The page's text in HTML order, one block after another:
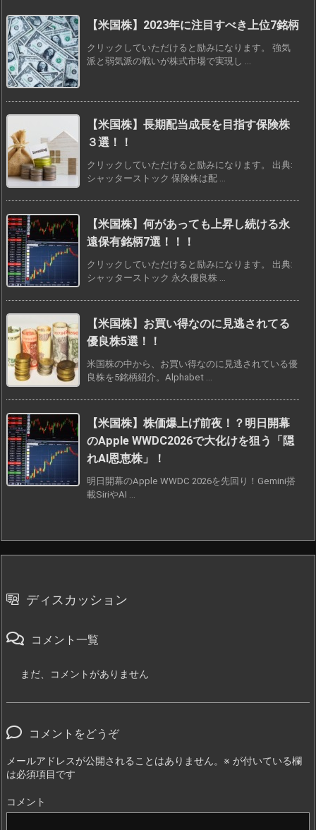
【米国株】2023年に注目すべき上位7銘柄
クリックしていただけると励みになります。 強気
派と弱気派の戦いが株式市場で実現し ...
【米国株】長期配当成長を目指す保険株
３選！！
クリックしていただけると励みになります。 出典:
シャッターストック 保険株は配 ...
【米国株】何があっても上昇し続ける永
遠保有銘柄7選！！！
クリックしていただけると励みになります。 出典:
シャッターストック 永久優良株 ...
【米国株】お買い得なのに見逃されてる
優良株5選！！
米国株の中から、お買い得なのに見逃されている優
良株を5銘柄紹介。Alphabet ...
【米国株】株価爆上げ前夜！？明日開幕
のApple WWDC2026で大化けを狙う「隠
れAI恩恵株」！
明日開幕のApple WWDC 2026を先回り！Gemini搭
載SiriやAI ...
ディスカッション
コメント一覧
まだ、コメントがありません
コメントをどうぞ
メールアドレスが公開されることはありません。 ※ が付いている欄
は必須項目です
コメント